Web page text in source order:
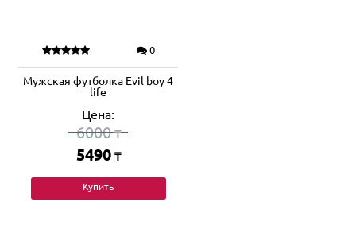
0
Мужская футболка Evil boy 4
life
Цена:
6000₸
5490 ₸
Купить